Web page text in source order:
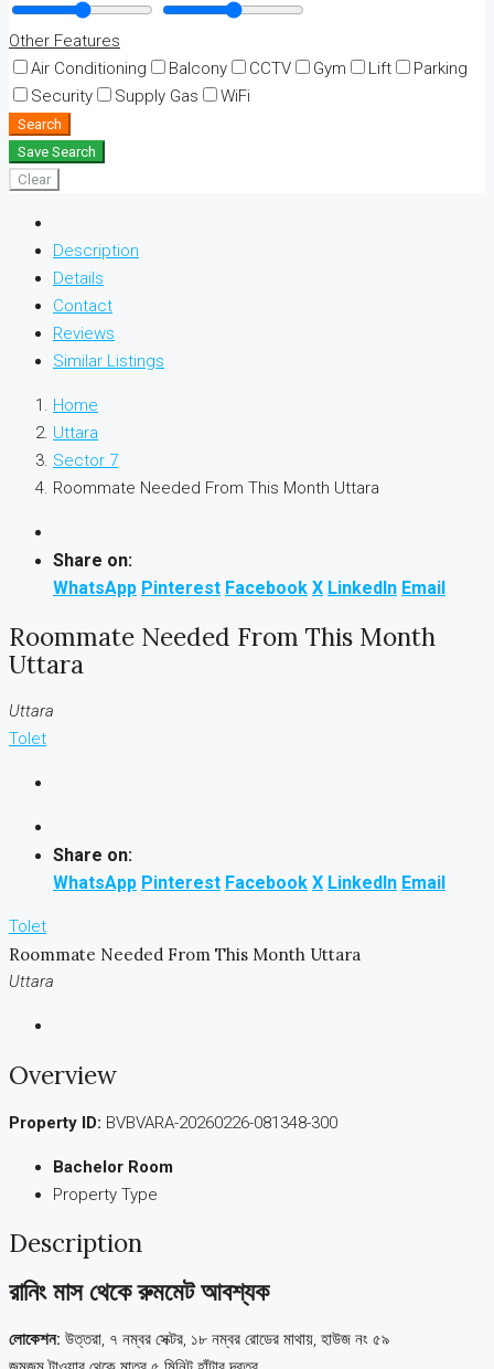
Other Features
Air Conditioning
Balcony CCTV Gym Lift
Parking
Security
Supply Gas WiFi
Search
Save Search
Clear
Description
Details
Contact
Reviews
Similar Listings
Home
Uttara
Sector 7
Roommate Needed From This Month Uttara
Share on:
WhatsApp Pinterest Facebook X LinkedIn Email
Roommate Needed From This Month
Uttara
Uttara
Tolet
Share on:
WhatsApp Pinterest Facebook X LinkedIn Email
Tolet
Roommate Needed From This Month Uttara
Uttara
Overview
Property ID: BVBVARA-20260226-081348-300
Bachelor Room
Property Type
Description
রানিং মাস থেকে রুমমেট আবশ্যক
লোকেশন: উত্তরা, ৭ নম্বর সেক্টর, ১৮ নম্বর রোডের মাথায়, হাউজ নং ৫৯